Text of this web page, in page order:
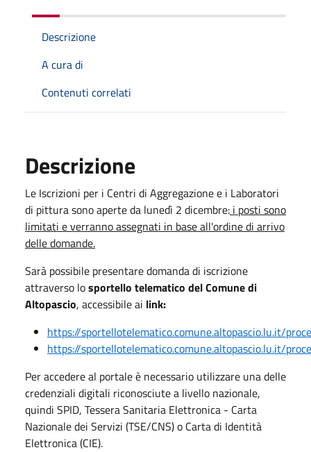
Descrizione
A cura di
Contenuti correlati
Descrizione
Le Iscrizioni per i Centri di Aggregazione e i Laboratori
di pittura sono aperte da lunedì 2 dicembre: i posti sono
limitati e verranno assegnati in base all'ordine di arrivo
delle domande.
Sarà possibile presentare domanda di iscrizione
attraverso losportello telematico del Comune di
Altopascio, accessibile ai link:
https://sportellotelematico.comune.altopascio.lu.it/
https://sportellotelematico.comune.altopascio.lu.it/
Per accedere al portale è necessario utilizzare una delle
credenziali digitali riconosciute a livello nazionale,
quindi SPID, Tessera Sanitaria Elettronica - Carta
Nazionale dei Servizi (TSE/CNS) o Carta di Identità
Elettronica (CIE).